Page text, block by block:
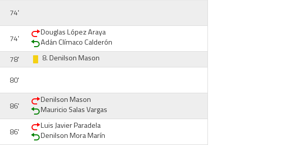
74'
74'
Douglas López Araya
Adán Clímaco Calderón
78'
8.Denilson Mason
80'
86'
Denilson Mason
Mauricio Salas Vargas
86'
Luis Javier Paradela
Denilson Mora Marín